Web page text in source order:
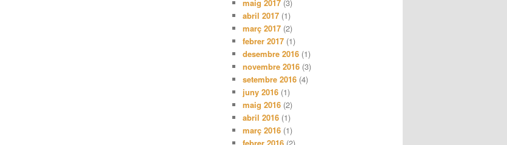
maig 2017 (3)
abril 2017 (1)
març 2017 (2)
febrer 2017 (1)
desembre 2016 (1)
novembre 2016 (3)
setembre 2016 (4)
juny 2016 (1)
maig 2016 (2)
abril 2016 (1)
març 2016 (1)